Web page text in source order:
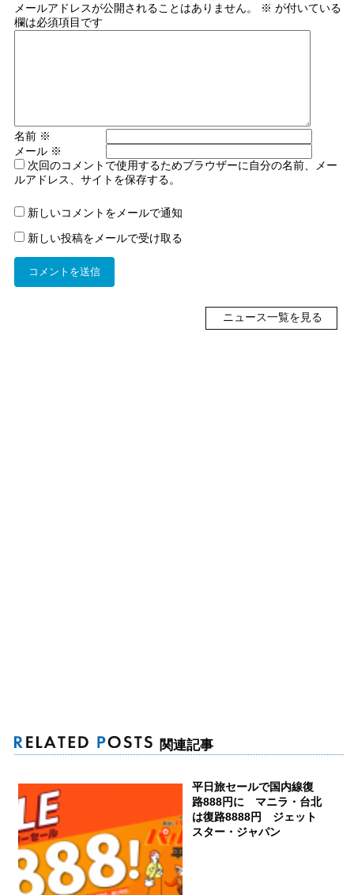
メールアドレスが公開されることはありません。 ※ が付いている
欄は必須項目です
名前 ※
メール ※
次回のコメントで使用するためブラウザーに自分の名前、メー
ルアドレス、サイトを保存する。
新しいコメントをメールで通知
新しい投稿をメールで受け取る
ニュース一覧を見る
関連記事
平日旅セールで国内線復
路888円に マニラ・台北
は復路8888円 ジェット
スター・ジャパン